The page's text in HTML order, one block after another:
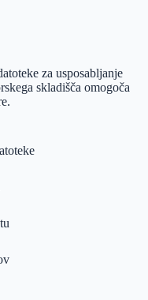
za usposabljanje
skladišča omogoča